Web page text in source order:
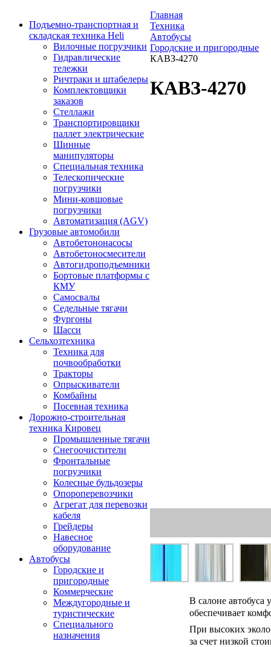
Подъемно-транспортная и
складская техника Heli
Вилочные погрузчики
Гидравлические
тележки
Ричтраки и штабелеры
Комплектовщики
заказов
Стеллажи
Транспортировщики
паллет электрические
Шинные
манипуляторы
Специальная техника
Телескопические
погрузчики
Мини-ковшовые
погрузчики
Автоматизация (AGV)
Грузовые автомобили
Автобетононасосы
Автобетоносмесители
Автогидроподъемники
Бортовые платформы с
КМУ
Самосвалы
Седельные тягачи
Фургоны
Шасси
Сельхозтехника
Техника для
почвообработки
Тракторы
Опрыскиватели
Комбайны
Посевная техника
Дорожно-строительная
техника Кировец
Промышленные тягачи
Снегоочистители
Фронтальные
погрузчики
Колесные бульдозеры
Опороперевозчики
Агрегат для перевозки
кабеля
Грейдеры
Навесное
оборудование
Автобусы
Городские и
пригородные
Коммерческие
Междугородные и
туристические
Специального
назначения
Главная
Техника
Автобусы
Городские и пригородные
КАВЗ-4270
КАВЗ-4270
В салоне автобуса
обеспечивает
При высоких
за счет низкой